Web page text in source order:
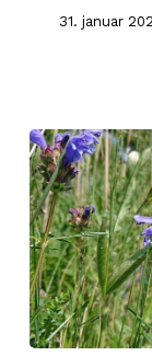
Larvik31. januar